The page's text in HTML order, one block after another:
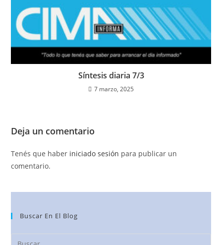
Síntesis diaria 7/3
7 marzo, 2025
Deja un comentario
Tenés que haber iniciado sesión para publicar un
comentario.
Buscar En El Blog